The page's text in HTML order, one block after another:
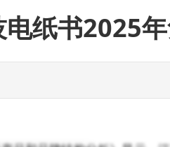
纸书2025